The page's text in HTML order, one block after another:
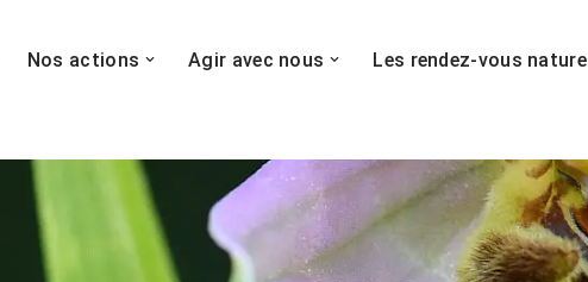
Nos actions Agir avec nous Les rendez-vous nature